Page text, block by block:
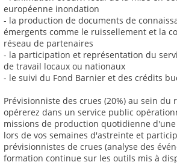
européenne inondation
- la production de documents de
émergents comme le ruissellement et la
réseau de partenaires
- la participation et représentation du
de travail locaux ou nationaux
- le suivi du Fond Barnier et des crédits
Prévisionniste des crues (20%) au sein du
opérerez dans un service public
missions de production quotidienne
lors de vos semaines d'astreinte et
prévisionnistes de crues (analyse des
formation continue sur les outils mis à